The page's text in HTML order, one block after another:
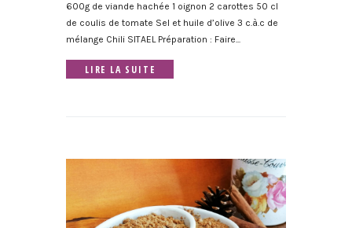
600g de viande hachée 1 oignon 2 carottes 50 cl
de coulis de tomate Sel et huile d’olive 3 c.à.c de
mélange Chili SITAEL Préparation : Faire...
LIRE LA SUITE